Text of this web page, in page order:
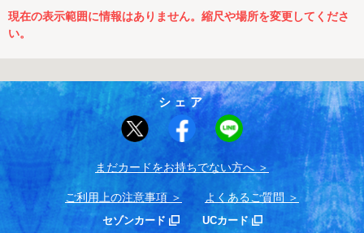
現在の表示範囲に情報はありません。縮尺や場所を変更してくださ
い。
シェア
まだカードをお持ちでない⽅へ
ご利用上の注意事項 よくあるご質問
セゾンカード
UCカード